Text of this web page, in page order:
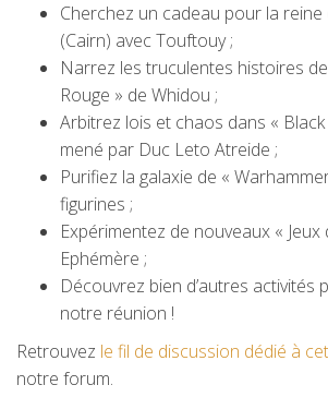
Cherchez un cadeau pour la reine
(Cairn) avec Touftouy ;
Narrez les truculentes histoires
Rouge » de Whidou ;
Arbitrez lois et chaos dans «
mené par Duc Leto Atreide ;
Purifiez la galaxie de «
figurines ;
Expérimentez de nouveaux « Jeux
Ephémère ;
Découvrez bien d’autres activités
notre réunion !
Retrouvez le fil de discussion dédié à
notre forum.